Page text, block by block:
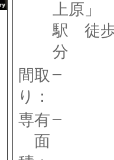
上原」
駅 徒
分
間取
り：
–
専有
面
–